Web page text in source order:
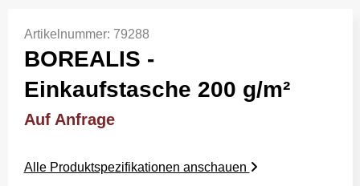
Artikelnummer: 79288
BOREALIS -
Einkaufstasche 200 g/m²
Auf Anfrage
Alle Produktspezifikationen anschauen